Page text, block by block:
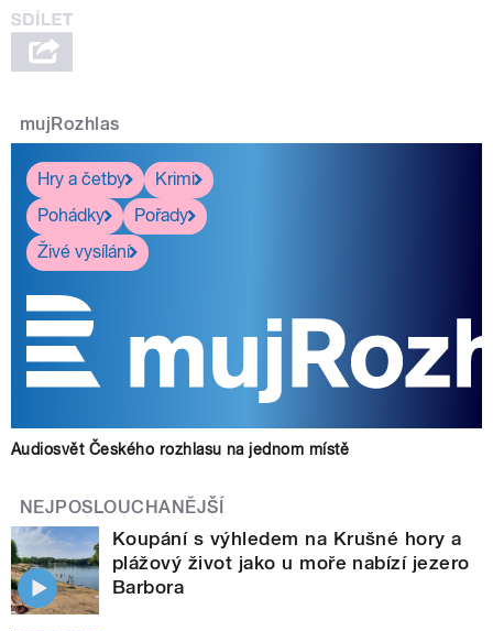
mujRozhlas
Hry a četby
Krimi
Pohádky
Pořady
Živé vysílání
Audiosvět Českého rozhlasu na jednom místě
NEJPOSLOUCHANĚJŠÍ
Koupání s výhledem na Krušné hory a
plážový život jako u moře nabízí jezero
Barbora